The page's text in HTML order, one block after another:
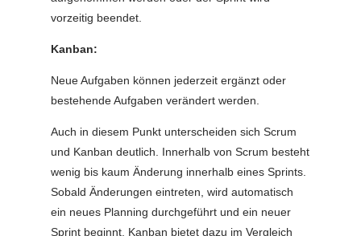
vorzeitig beendet.
Kanban:
Neue Aufgaben können jederzeit ergänzt oder
bestehende Aufgaben verändert werden.
Auch in diesem Punkt unterscheiden sich Scrum
und Kanban deutlich. Innerhalb von Scrum besteht
wenig bis kaum Änderung innerhalb eines Sprints.
Sobald Änderungen eintreten, wird automatisch
ein neues Planning durchgeführt und ein neuer
Sprint beginnt. Kanban bietet dazu im Vergleich